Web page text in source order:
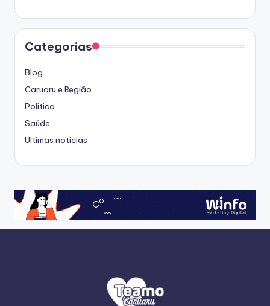
Categorias
Blog
Caruaru e Região
Politica
Saúde
Ultimas noticias